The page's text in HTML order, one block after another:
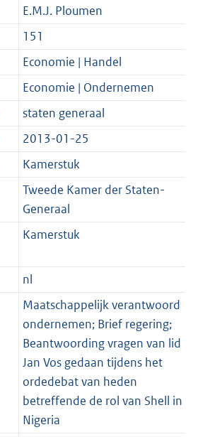
E.M.J. Ploumen
151
Economie | Handel
Economie | Ondernemen
staten generaal
2013-01-25
Kamerstuk
Tweede Kamer der Staten-
Generaal
Kamerstuk
nl
Maatschappelijk verantwoord
ondernemen; Brief regering;
Beantwoording vragen van lid
Jan Vos gedaan tijdens het
ordedebat van heden
betreffende de rol van Shell in
Nigeria